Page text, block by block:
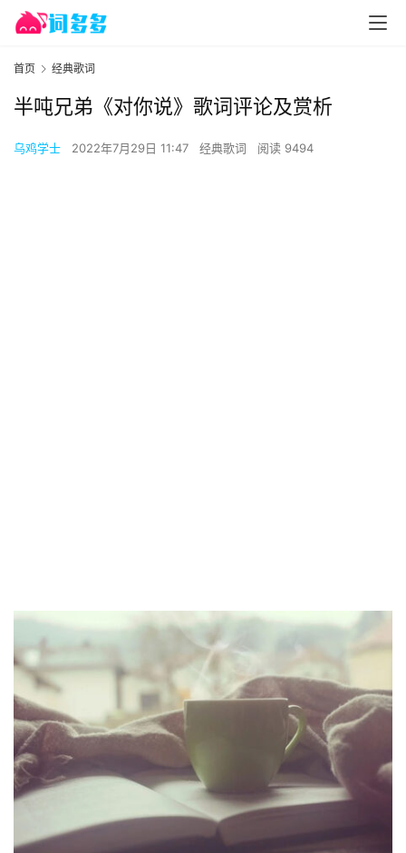
首页 经典歌词
半吨兄弟《对你说》歌词评论及赏析
乌鸡学士 2022年7月29日 11:47 经典歌词 阅读 9494